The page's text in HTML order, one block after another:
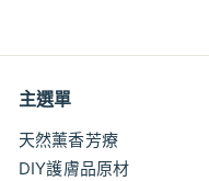
0
主選單
天然薰香芳療
DIY護膚品原材